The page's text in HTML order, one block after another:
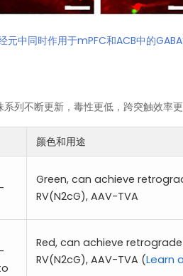
元中同时作用于mPFC和ACB中的
列不断更新，毒性更低，跨突触效率
颜色和用途
Green, can achieve
RV(N2cG), AAV-TVA
Red, can achieve
RV(N2cG), AAV-TVA (Learn